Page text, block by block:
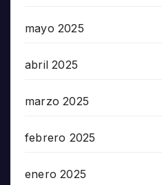
mayo 2025
abril 2025
marzo 2025
febrero 2025
enero 2025